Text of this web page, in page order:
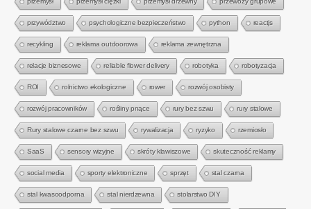
przywództwo psychologiczne bezpieczeństwo python reactjs
recykling reklama outdoorowa reklama zewnętrzna
relacje biznesowe reliable flower delivery robotyka robotyzacja
ROI rolnictwo ekologiczne rower rozwój osobisty
rozwój pracowników rośliny pnące rury bez szwu rury stalowe
Rury stalowe czarne bez szwu rywalizacja ryzyko rzemiosło
SaaS sensory wizyjne skróty klawiszowe skuteczność reklamy
social media sporty elektroniczne sprzęt stal czarna
stal kwasoodporna stal nierdzewna stolarstwo DIY